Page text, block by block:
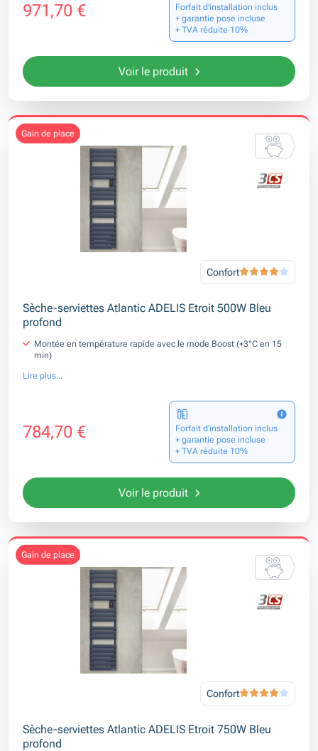
971,70 €
Forfait d’installation inclus
+ garantie pose incluse
+ TVA réduite 10%
Voir le produit
gain de place
Confort
Sèche-serviettes Atlantic ADELIS Etroit 500W Bleu
profond
Montée en température rapide avec le mode Boost (+3°C en 15
min)
Lire plus...
784,70 €
Forfait d’installation inclus
+ garantie pose incluse
+ TVA réduite 10%
Voir le produit
gain de place
Confort
Sèche-serviettes Atlantic ADELIS Etroit 750W Bleu
profond